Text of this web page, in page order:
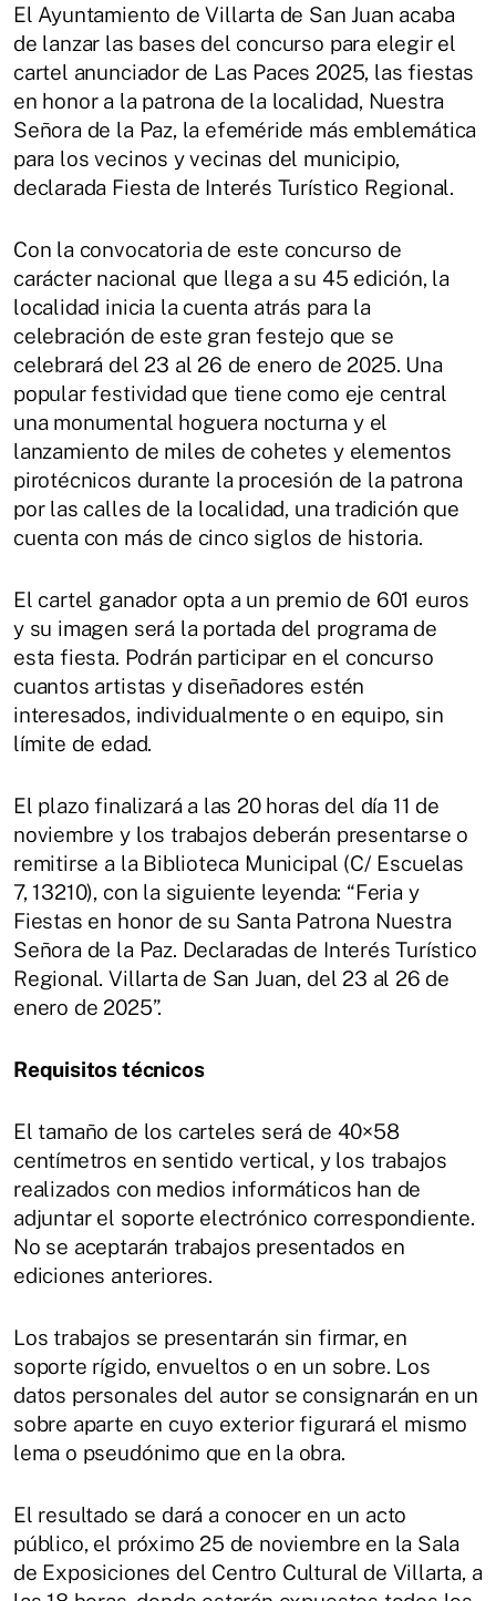
El Ayuntamiento de Villarta de San Juan acaba
de lanzar las bases del concurso para elegir el
cartel anunciador de Las Paces 2025, las fiestas
en honor a la patrona de la localidad, Nuestra
Señora de la Paz, la efeméride más emblemática
para los vecinos y vecinas del municipio,
declarada Fiesta de Interés Turístico Regional.
Con la convocatoria de este concurso de
carácter nacional que llega a su 45 edición, la
localidad inicia la cuenta atrás para la
celebración de este gran festejo que se
celebrará del 23 al 26 de enero de 2025. Una
popular festividad que tiene como eje central
una monumental hoguera nocturna y el
lanzamiento de miles de cohetes y elementos
pirotécnicos durante la procesión de la patrona
por las calles de la localidad, una tradición que
cuenta con más de cinco siglos de historia.
El cartel ganador opta a un premio de 601 euros
y su imagen será la portada del programa de
esta fiesta. Podrán participar en el concurso
cuantos artistas y diseñadores estén
interesados, individualmente o en equipo, sin
límite de edad.
El plazo finalizará a las 20 horas del día 11 de
noviembre y los trabajos deberán presentarse o
remitirse a la Biblioteca Municipal (C/ Escuelas
7, 13210), con la siguiente leyenda: “Feria y
Fiestas en honor de su Santa Patrona Nuestra
Señora de la Paz. Declaradas de Interés Turístico
Regional. Villarta de San Juan, del 23 al 26 de
enero de 2025”.
Requisitos técnicos
El tamaño de los carteles será de 40×58
centímetros en sentido vertical, y los trabajos
realizados con medios informáticos han de
adjuntar el soporte electrónico correspondiente.
No se aceptarán trabajos presentados en
ediciones anteriores.
Los trabajos se presentarán sin firmar, en
soporte rígido, envueltos o en un sobre. Los
datos personales del autor se consignarán en un
sobre aparte en cuyo exterior figurará el mismo
lema o pseudónimo que en la obra.
El resultado se dará a conocer en un acto
público, el próximo 25 de noviembre en la Sala
de Exposiciones del Centro Cultural de Villarta, a